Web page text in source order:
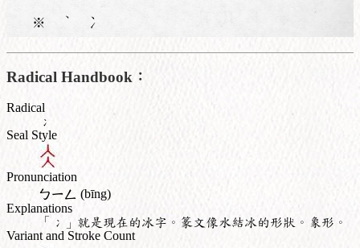
Radical Handbook：
Radical
冫
Seal Style
Pronunciation
ㄅㄧㄥ (bīng)
Explanations
「冫」就是現在的冰字。篆文像水結冰的形狀。象形。
Variant and Stroke Count